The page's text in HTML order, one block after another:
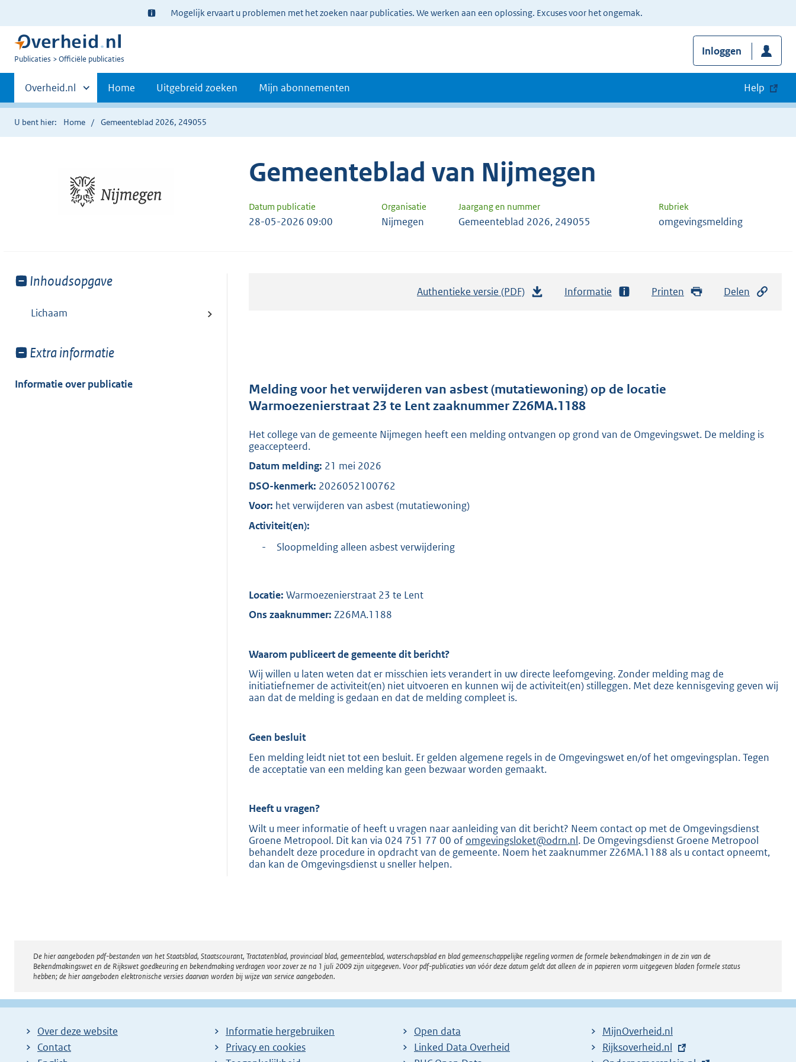
Ter
informatie:
Mogelijk ervaart u problemen met het zoeken naar publicaties. We werken aan een oplossing. Excuses voor het ongemak.
U
Publicaties Officiële publicaties
Inloggen
Primaire
navigatie
Andere
sites
binnen
Overheid.nl Home Uitgebreid zoeken Mijn abonnementen Help
U bent hier: Home Gemeenteblad 2026, 249055
Gemeenteblad van Nijmegen
Datum publicatie Organisatie Jaargang en nummer Rubriek
28-05-2026 09:00 Nijmegen Gemeenteblad 2026, 249055 omgevingsmelding
Toon
van:
Inhoudsopgave
Lichaam
Toon
van:
Extra informatie
Informatie over publicatie
Authentieke versie (PDF)
d
s
r
Informatie Printen Delen
Melding voor het verwijderen van asbest (mutatiewoning) op de locatie
Warmoezenierstraat 23 te Lent zaaknummer Z26MA.1188
Het college van de gemeente Nijmegen heeft een melding ontvangen op grond van de Omgevingswet. De melding is
geaccepteerd.
Datum melding: 21 mei 2026
DSO-kenmerk: 2026052100762
Voor: het verwijderen van asbest (mutatiewoning)
Activiteit(en):
-
Sloopmelding alleen asbest verwijdering
Locatie: Warmoezenierstraat 23 te Lent
Ons zaaknummer: Z26MA.1188
Waarom publiceert de gemeente dit bericht?
Wij willen u laten weten dat er misschien iets verandert in uw directe leefomgeving. Zonder melding mag de
initiatiefnemer de activiteit(en) niet uitvoeren en kunnen wij de activiteit(en) stilleggen. Met deze kennisgeving geven wij
aan dat de melding is gedaan en dat de melding compleet is.
Geen besluit
Een melding leidt niet tot een besluit. Er gelden algemene regels in de Omgevingswet en/of het omgevingsplan. Tegen
de acceptatie van een melding kan geen bezwaar worden gemaakt.
Heeft u vragen?
Wilt u meer informatie of heeft u vragen naar aanleiding van dit bericht? Neem contact op met de Omgevingsdienst
Groene Metropool. Dit kan via 024 751 77 00 of omgevingsloket@odrn.nl. De Omgevingsdienst Groene Metropool
behandelt deze procedure in opdracht van de gemeente. Noem het zaaknummer Z26MA.1188 als u contact opneemt,
dan kan de Omgevingsdienst u sneller helpen.
Disclaimer
De hier aangeboden pdf-bestanden van het Staatsblad, Staatscourant, Tractatenblad, provinciaal blad, gemeenteblad, waterschapsblad en blad gemeenschappelijke regeling vormen de formele bekendmakingen in de zin van de
Bekendmakingswet en de Rijkswet goedkeuring en bekendmaking verdragen voor zover ze na 1 juli 2009 zijn uitgegeven. Voor pdf-publicaties van vóór deze datum geldt dat alleen de in papieren vorm uitgegeven bladen formele status
hebben; de hier aangeboden elektronische versies daarvan worden bij wijze van service aangeboden.
Over deze website
Contact
Informatie hergebruiken
Privacy en cookies
Open data
Linked Data Overheid
MijnOverheid.nl
E
Rijksoverheid.nl